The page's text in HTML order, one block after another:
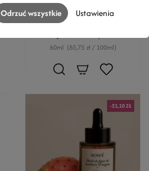
51,45 zł 73,50 zł
60ml (85,75 zł / 100ml)
-21,10 ZŁ
Odrzuć wszystkie Ustawienia